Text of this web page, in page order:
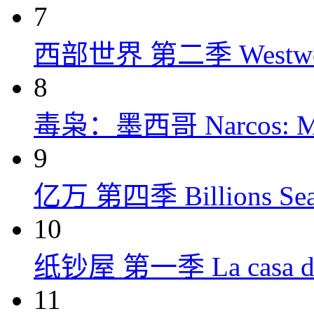
7
西部世界 第二季
8
毒枭：墨西哥 Narcos:
9
亿万 第四季 Billions
10
纸钞屋 第一季 La casa
11